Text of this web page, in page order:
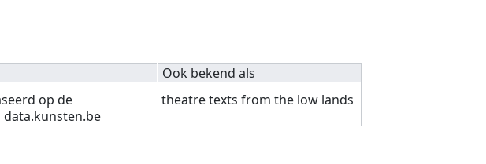
Ook bekend als
op de
theatre texts from the low lands